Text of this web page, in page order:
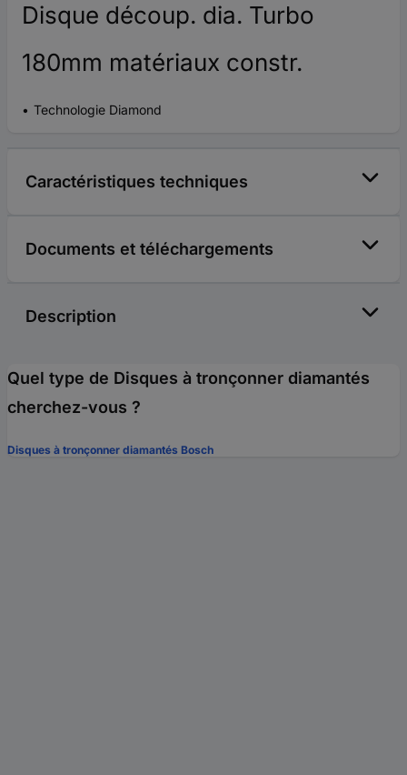
Disque découp. dia. Turbo
180mm matériaux constr.
Technologie Diamond
Caractéristiques techniques
Documents et téléchargements
Description
Quel type de Disques à tronçonner diamantés
cherchez-vous ?
Disques à tronçonner diamantés Bosch